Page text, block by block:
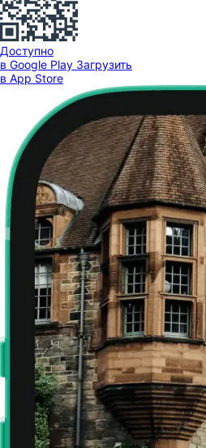
Доступно
в Google Play Загрузить
в App Store